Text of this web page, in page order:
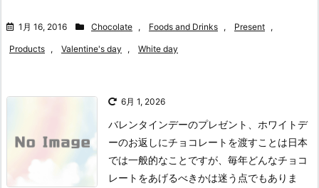
1月 16, 2016 Chocolate , Foods and Drinks , Present ,
Products , Valentine's day , White day
6月 1, 2026
バレンタインデーのプレゼント、ホワイトデ
ーのお返しにチョコレートを渡すことは日本
では一般的なことですが、毎年どんなチョコ
レートをあげるべきかは迷う点でもありま